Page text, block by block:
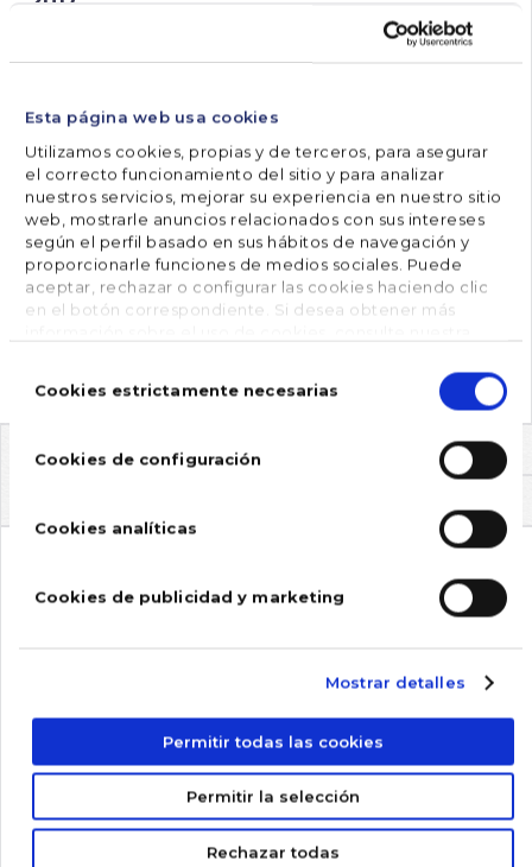
Esta página web usa cookies
Utilizamos cookies, propias y de terceros, para asegurar
el correcto funcionamiento del sitio y para analizar
nuestros servicios, mejorar su experiencia en nuestro sitio
web, mostrarle anuncios relacionados con sus intereses
según el perfil basado en sus hábitos de navegación y
proporcionarle funciones de medios sociales. Puede
aceptar, rechazar o configurar las cookies haciendo clic
en el botón correspondiente. Si desea obtener más
deCookies estrictamente necesarias
Cookies de configuración
Cookies analíticas
Cookies de publicidad y marketing
Mostrar detalles
Permitir todas las cookies
Permitir la selección
Rechazar todas
2020
2021
2022
2023
2024
Cómo Cambiar la Arena del Filtro de la
Piscina
¿Cómo funcionan las depuradoras de
Posted On Mayo 20, 2020
¿Cómo mantener la piscina limpia sin